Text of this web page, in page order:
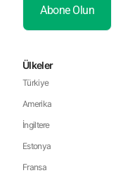
Ülkeler
Türkiye
Amerika
İngiltere
Estonya
Fransa